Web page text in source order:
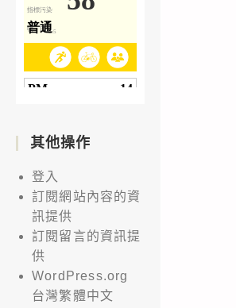
其他操作
登入
訂閱網站內容的資
訊提供
訂閱留言的資訊提
供
WordPress.org
台灣繁體中文